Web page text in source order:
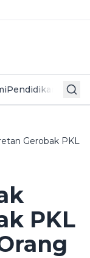
Pendidikan Politik
Gerobak PKL
PKL